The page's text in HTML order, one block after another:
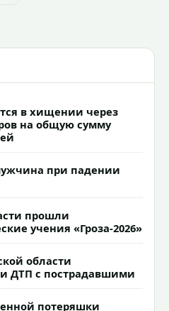
в хищении через
на общую сумму
при падении
прошли
учения «Гроза-2026»
области
ДТП с пострадавшими
потеряшки